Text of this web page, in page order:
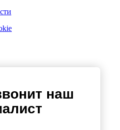
наш